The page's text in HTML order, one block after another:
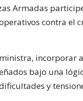
Armadas
contra el
incorporar
bajo una
y